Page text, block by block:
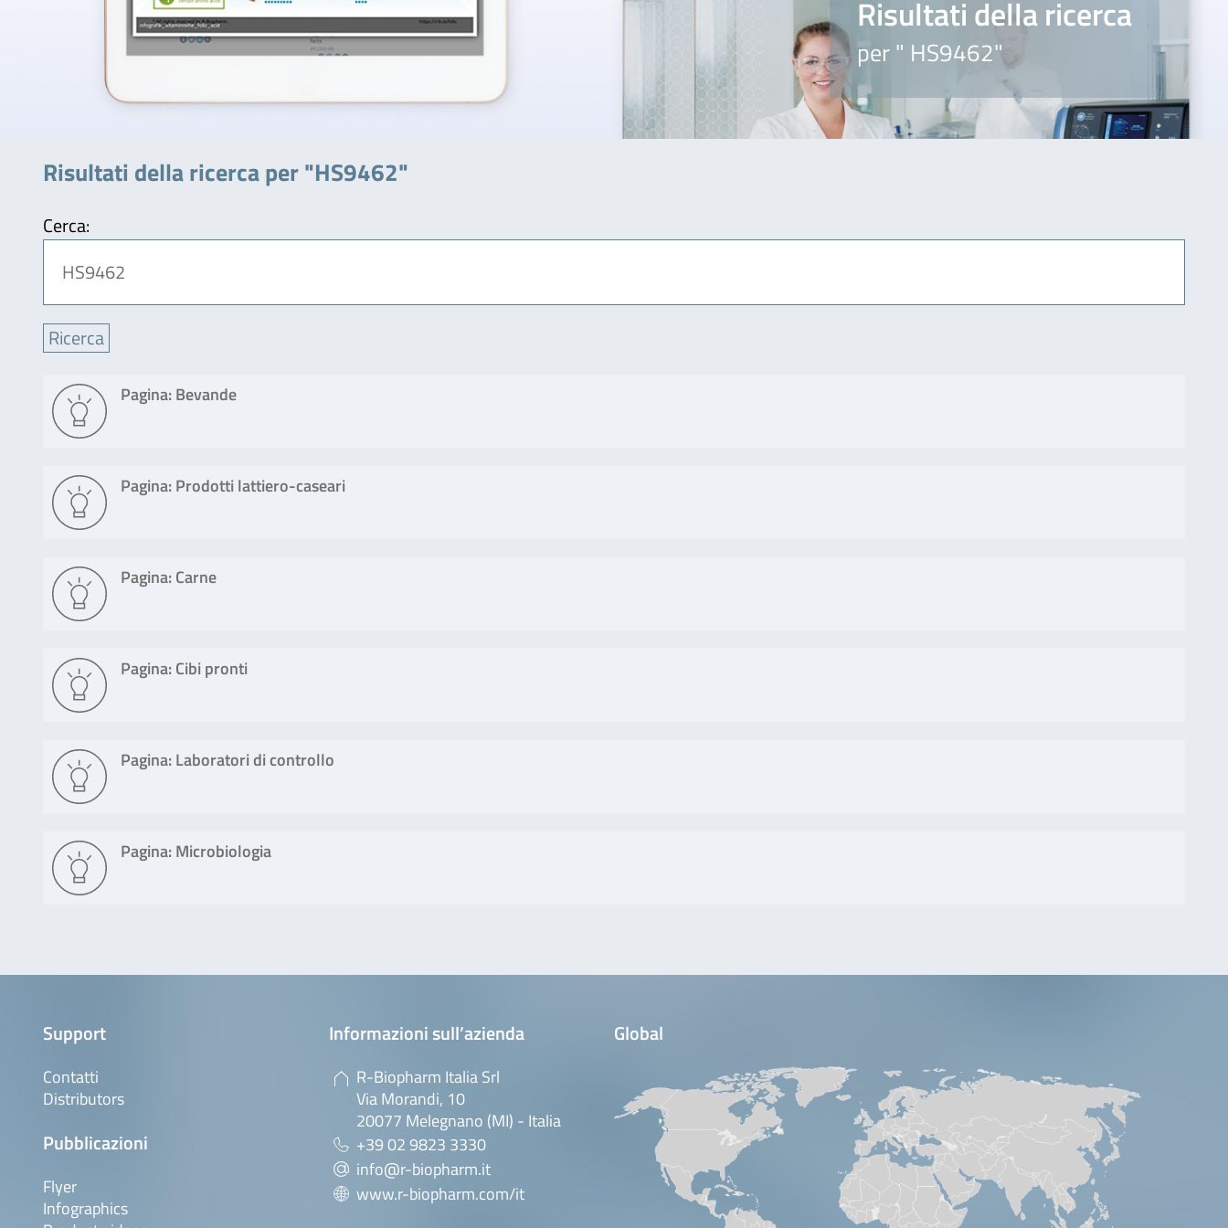
Risultati della ricerca
per " HS9462"
Risultati della ricerca per "HS9462"
Cerca:
Pagina: Bevande
Pagina: Prodotti lattiero-caseari
Pagina: Carne
Pagina: Cibi pronti
Pagina: Laboratori di controllo
Pagina: Microbiologia
Support
Contatti
Distributors
Pubblicazioni
Flyer
Infographics
Informazioni sull’azienda
R-Biopharm Italia Srl
Via Morandi, 10
20077 Melegnano (MI) - Italia
+39 02 9823 3330
info@r-biopharm.it
www.r-biopharm.com/it
Global